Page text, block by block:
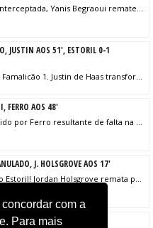
com a
Para mais
Oportunidade interceptada, Yanis Begraoui remate com o pé direito no coração da área. Assistência de Ricard Sánchez.
JUSTIN AOS 51', ESTORIL 0-1
Golo!!! Estoril 0, Famalicão 1. Justin de Haas transforma o penalty, remate com o pé esquerdo.
FERRO AOS 48'
Penalty concedido por Ferro resultante de falta na área.
J. HOLSGROVE AOS 17'
Golo anulado ao Estoril! Jordan Holsgrove remata para o fundo das redes, mas o lance é invalidado por fora de jogo de Begraoui.
ELISOR AOS 9'